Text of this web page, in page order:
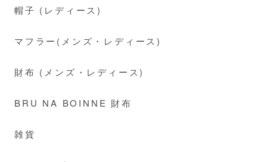
帽子 (レディース)
マフラー(メンズ・レディース)
財布 (メンズ・レディース)
BRU NA BOINNE 財布
雑貨